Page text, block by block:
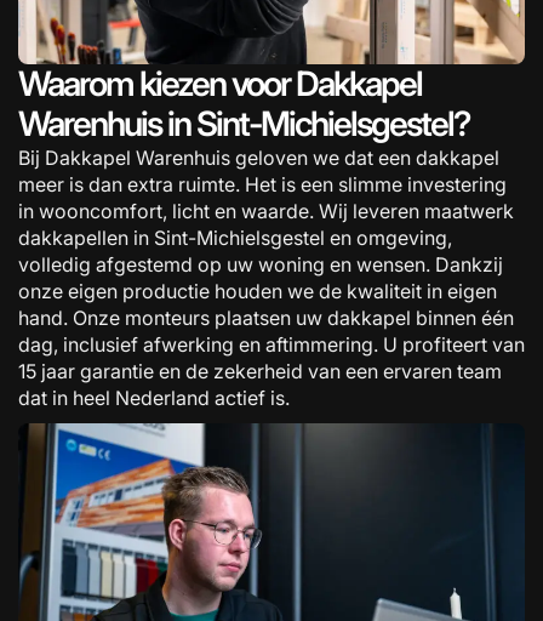
Waarom kiezen voor Dakkapel
Warenhuis in Sint-Michielsgestel?
Bij Dakkapel Warenhuis geloven we dat een dakkapel
meer is dan extra ruimte. Het is een slimme investering
in wooncomfort, licht en waarde. Wij leveren maatwerk
dakkapellen in Sint-Michielsgestel en omgeving,
volledig afgestemd op uw woning en wensen. Dankzij
onze eigen productie houden we de kwaliteit in eigen
hand. Onze monteurs plaatsen uw dakkapel binnen één
dag, inclusief afwerking en aftimmering. U profiteert van
15 jaar garantie en de zekerheid van een ervaren team
dat in heel Nederland actief is.